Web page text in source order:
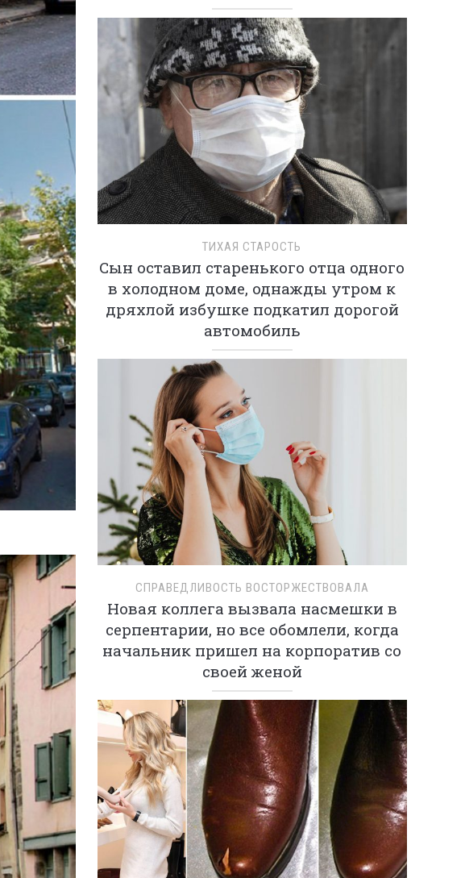
ТИХАЯ СТАРОСТЬ
Сын оставил старенького отца одного
в холодном доме, однажды утром к
дряхлой избушке подкатил дорогой
автомобиль
СПРАВЕДЛИВОСТЬ ВОСТОРЖЕСТВОВАЛА
Новая коллега вызвала насмешки в
серпентарии, но все обомлели, когда
начальник пришел на корпоратив со
своей женой